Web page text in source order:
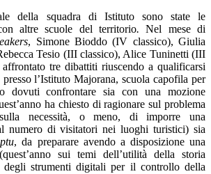
della squadra di Istituto sono state le
altre scuole del territorio. Nel mese di
, Simone Bioddo (IV classico), Giulia
Tesio (III classico), Alice Tuninetti (III
tre dibattiti riuscendo a qualificarsi
presso l’Istituto Majorana, scuola capofila per
dovuti confrontare sia con una mozione
ha chiesto di ragionare sul problema
necessità, o meno, di imporre una
numero di visitatori nei luoghi turistici) sia
, da preparare avendo a disposizione una
sui temi dell’utilità della storia
degli strumenti digitali per il controllo della